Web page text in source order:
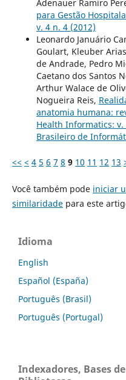
Adenauer Ramiro
para Gestão
v. 4 n. 4 (2012)
Leonardo Januário
Goulart, Kleuber
de Andrade, Pedro
Caetano dos Santos
Arthur Walace de
Nogueira Reis,
anatomia humana:
Health Informatics: v.
Brasileiro de
<< < 4 5 6 7 8 9 10 11 12 13
Você também pode iniciar
similaridadepara este
Idioma
English
Español (España)
Português (Brasil)
Português (Portugal)
Indexadores, Bases